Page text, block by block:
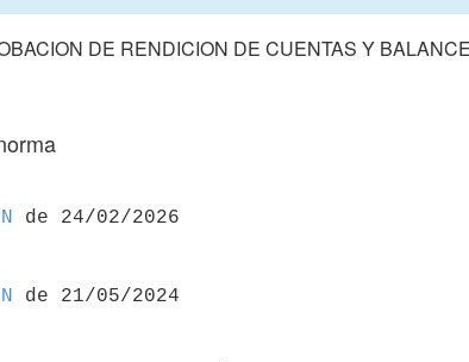
DE RENDICION DE CUENTAS Y
de 24/02/2026
de 21/05/2024